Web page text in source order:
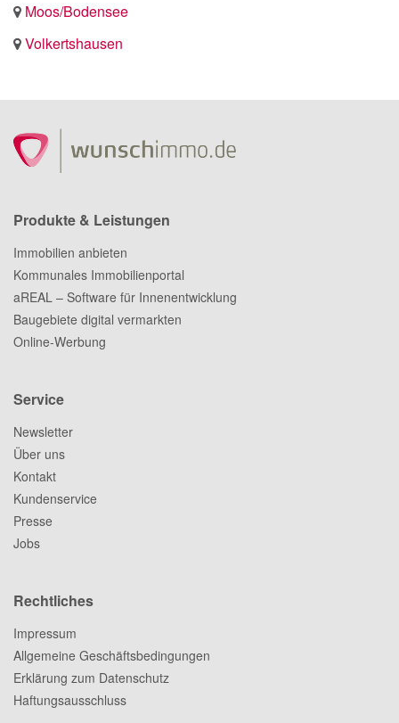
Moos/Bodensee
Volkertshausen
Produkte & Leistungen
Immobilien anbieten
Kommunales Immobilienportal
aREAL – Software für Innenentwicklung
Baugebiete digital vermarkten
Online-Werbung
Service
Newsletter
Über uns
Kontakt
Kundenservice
Presse
Jobs
Rechtliches
Impressum
Allgemeine Geschäftsbedingungen
Erklärung zum Datenschutz
Haftungsausschluss